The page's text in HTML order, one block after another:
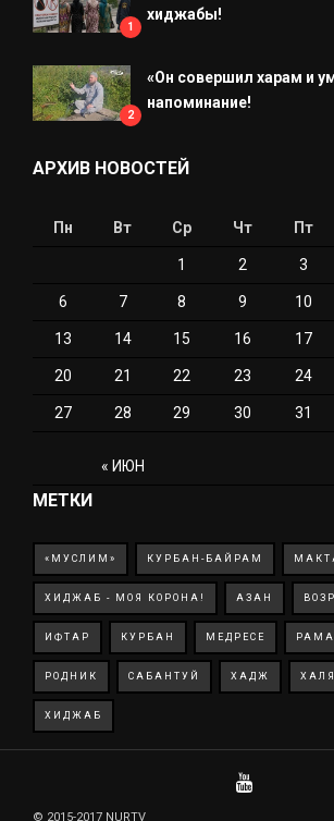
1
хиджабы!
2
«Он совершил харам и
напоминание!
АРХИВ НОВОСТЕЙ
Пн Вт Ср Чт Пт
« ИЮН
1 2 3
6 7 8 9 10
13 14 15 16 17
20 21 22 23 24
27 28 29 30 31
МЕТКИ
«МУСЛИМ» КУРБАН-БАЙРАМ
ХИДЖАБ - МОЯ КОРОНА! АЗАН
ИФТАР КУРБАН МЕДРЕСЕ
РОДНИК САБАНТУЙ ХАДЖ
ХИДЖАБ
© 2015-2017 NURTV